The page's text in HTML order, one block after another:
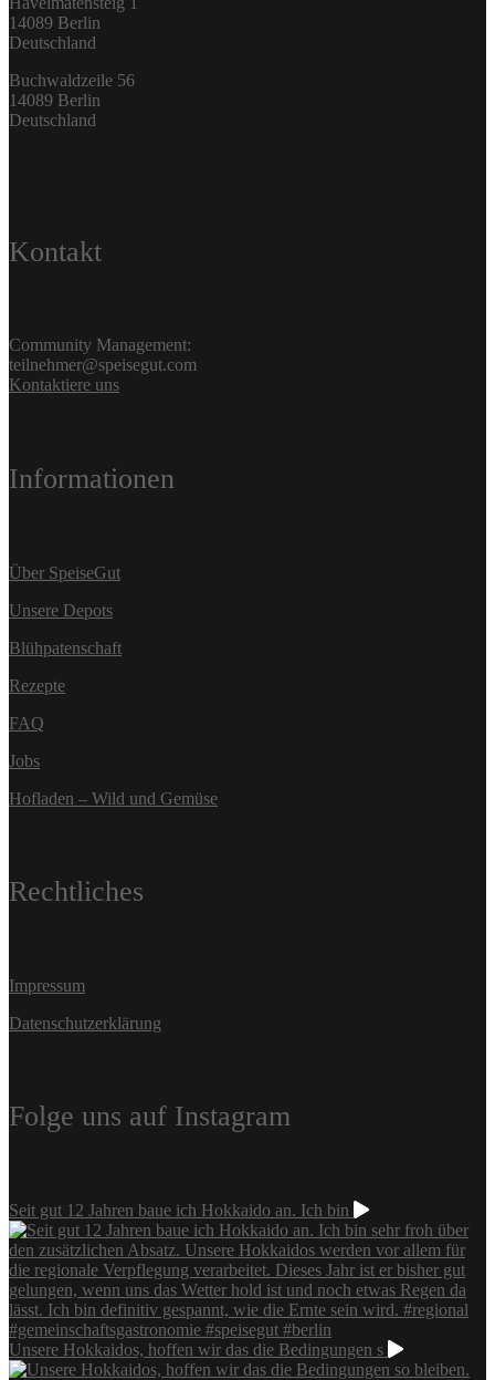
14089 Berlin
Deutschland
Buchwaldzeile 56
14089 Berlin
Deutschland
Kontakt
Community Management:
teilnehmer@speisegut.com
Kontaktiere uns
Informationen
Über SpeiseGut
Unsere Depots
Blühpatenschaft
Rezepte
FAQ
Jobs
Hofladen – Wild und Gemüse
Rechtliches
Impressum
Datenschutzerklärung
Folge uns auf Instagram
Seit gut 12 Jahren baue ich Hokkaido an. Ich bin
Unsere Hokkaidos, hoffen wir das die Bedingungen s